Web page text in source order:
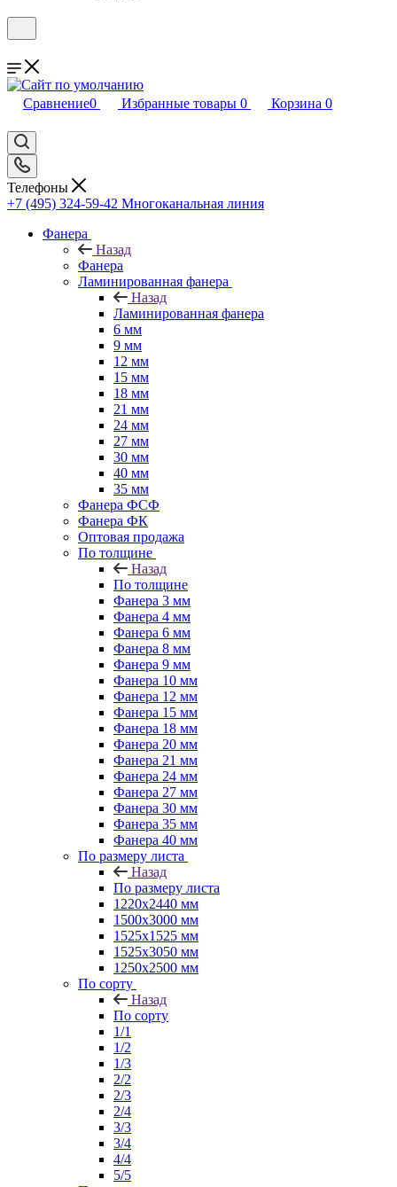
Сравнение0 Избранные товары 0 Корзина 0
Телефоны
+7 (495) 324-59-42 Многоканальная линия
Фанера
Назад
Фанера
Ламинированная фанера
Назад
Ламинированная фанера
6 мм
9 мм
12 мм
15 мм
18 мм
21 мм
24 мм
27 мм
30 мм
40 мм
35 мм
Фанера ФСФ
Фанера ФК
Оптовая продажа
По толщине
Назад
По толщине
Фанера 3 мм
Фанера 4 мм
Фанера 6 мм
Фанера 8 мм
Фанера 9 мм
Фанера 10 мм
Фанера 12 мм
Фанера 15 мм
Фанера 18 мм
Фанера 20 мм
Фанера 21 мм
Фанера 24 мм
Фанера 27 мм
Фанера 30 мм
Фанера 35 мм
Фанера 40 мм
По размеру листа
Назад
По размеру листа
1220х2440 мм
1500х3000 мм
1525x1525 мм
1525х3050 мм
1250х2500 мм
По сорту
Назад
По сорту
1/1
1/2
1/3
2/2
2/3
2/4
3/3
3/4
4/4
5/5